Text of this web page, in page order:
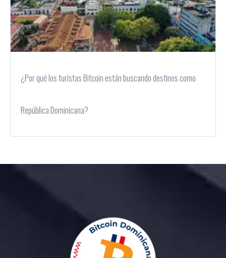
¿Por qué los turistas Bitcoin están buscando destinos como
República Dominicana?